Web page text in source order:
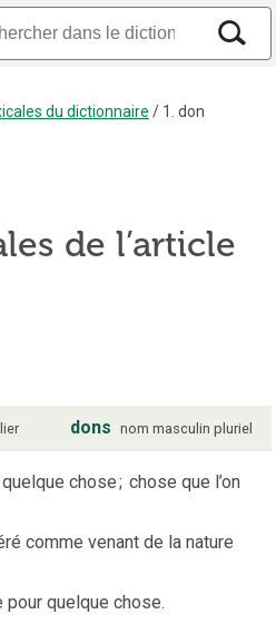
du dictionnaire / 1. don
de l’article
dons nom masculin pluriel
chose; chose que l’on
comme venant de la nature
quelque chose.